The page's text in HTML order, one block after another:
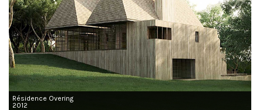
Résidence Overing
2012